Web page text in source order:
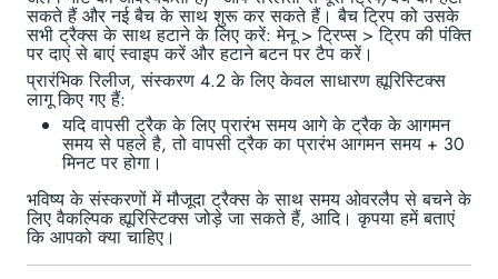
सकते हैं और नई बैच के साथ शुरू कर सकते हैं। बैच ट्रिप को उसके
सभी ट्रैक्स के साथ हटाने के लिए करें: मेनू > ट्रिप्स > ट्रिप की पंक्ति
पर दाएं से बाएं स्वाइप करें और हटाने बटन पर टैप करें।
प्रारंभिक रिलीज, संस्करण 4.2 के लिए केवल साधारण ह्यूरिस्टिक्स
लागू किए गए हैं:
यदि वापसी ट्रैक के लिए प्रारंभ समय आगे के ट्रैक के आगमन
समय से पहले है, तो वापसी ट्रैक का प्रारंभ आगमन समय + 30
मिनट पर होगा।
भविष्य के संस्करणों में मौजूदा ट्रैक्स के साथ समय ओवरलैप से बचने के
लिए वैकल्पिक ह्यूरिस्टिक्स जोड़े जा सकते हैं, आदि। कृपया हमें बताएं
कि आपको क्या चाहिए।